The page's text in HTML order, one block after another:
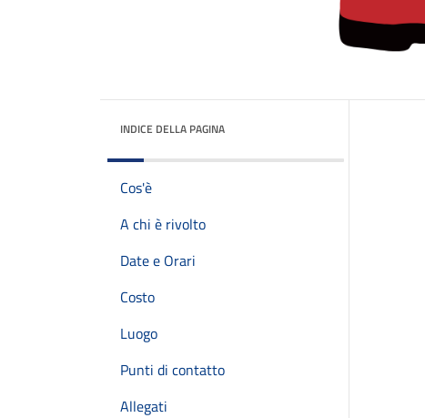
INDICE DELLA PAGINA
Cos'è
A chi è rivolto
Date e Orari
Costo
Luogo
Punti di contatto
Allegati